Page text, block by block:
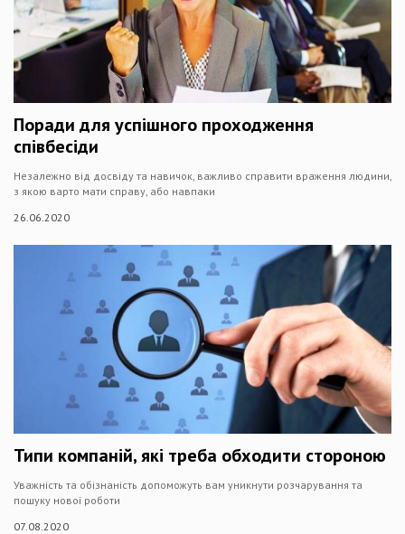
Поради для успішного проходження
співбесіди
Незалежно від досвіду та навичок, важливо справити враження людини,
з якою варто мати справу, або навпаки
26.06.2020
Типи компаній, які треба обходити стороною
Уважність та обізнаність допоможуть вам уникнути розчарування та
пошуку нової роботи
07.08.2020